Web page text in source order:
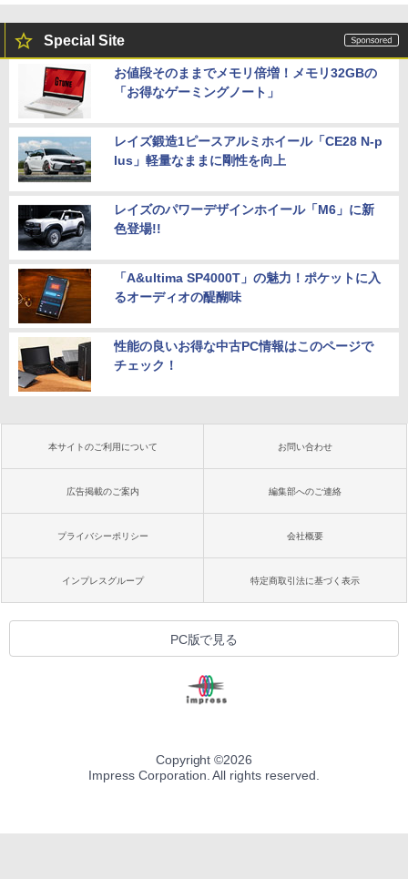
Special Site
お値段そのままでメモリ倍増！メモリ32GBの
「お得なゲーミングノート」
レイズ鍛造1ピースアルミホイール「CE28 N-p
lus」軽量なままに剛性を向上
レイズのパワーデザインホイール「M6」に新
色登場!!
「A&ultima SP4000T」の魅力！ポケットに入
るオーディオの醍醐味
性能の良いお得な中古PC情報はこのページで
チェック！
本サイトのご利用について お問い合わせ
広告掲載のご案内 編集部へのご連絡
プライバシーポリシー 会社概要
インプレスグループ 特定商取引法に基づく表示
PC版で見る
Copyright ©2026
Impress Corporation. All rights reserved.